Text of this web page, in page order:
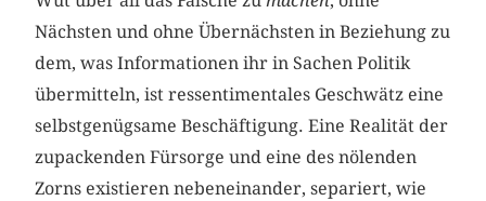
Nächsten und ohne Übernächsten in Beziehung zu
dem, was Informationen ihr in Sachen Politik
übermitteln, ist ressentimentales Geschwätz eine
selbstgenügsame Beschäftigung. Eine Realität der
zupackenden Fürsorge und eine des nölenden
Zorns existieren nebeneinander, separiert, wie